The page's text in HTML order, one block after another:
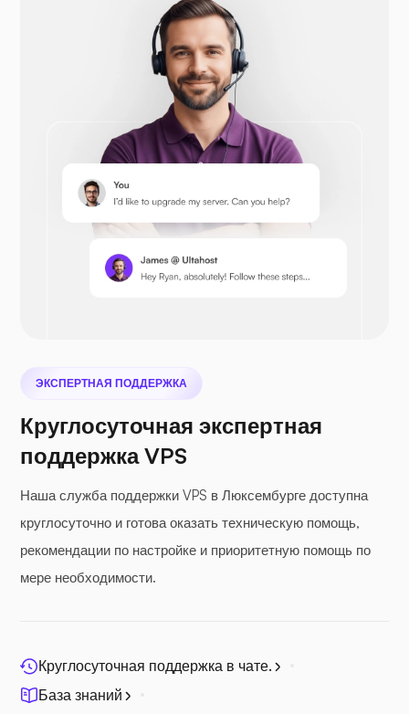
Опенкарт
Prestashop
Nextcloud
Фотопризма
ЭКСПЕРТНАЯ ПОДДЕРЖКА
Круглосуточная экспертная
поддержка VPS
Наша служба поддержки VPS в Люксембурге доступна
круглосуточно и готова оказать техническую помощь,
рекомендации по настройке и приоритетную помощь по
мере необходимости.
Круглосуточная поддержка в чате.
База знаний